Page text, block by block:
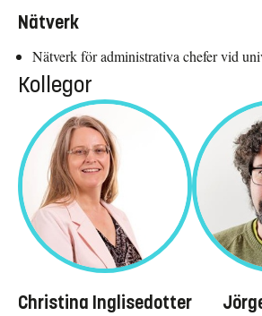
Nätverk
Nätverk för administrativa chefer vid
Kollegor
Christina Inglisedotter